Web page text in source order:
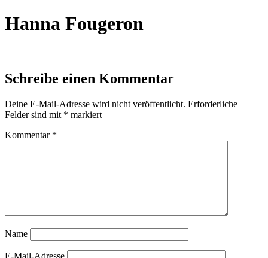
Hanna Fougeron
Schreibe einen Kommentar
Deine E-Mail-Adresse wird nicht veröffentlicht. Erforderliche
Felder sind mit * markiert
Kommentar *
Name
E-Mail-Adresse